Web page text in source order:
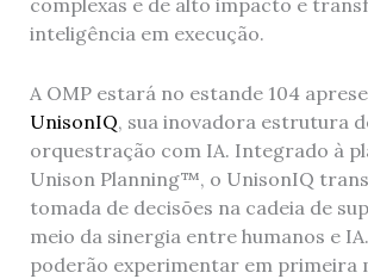
complexas e de alto impacto e
inteligência em execução.
A OMP estará no estande 104
UnisonIQ, sua inovadora estrutura
orquestração com IA. Integrado à
Unison Planning™, o UnisonIQ
tomada de decisões na cadeia de
meio da sinergia entre humanos e
poderão experimentar em primeira